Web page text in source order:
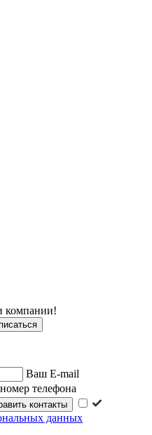
компании!
Ваш E-mail
телефона
данных